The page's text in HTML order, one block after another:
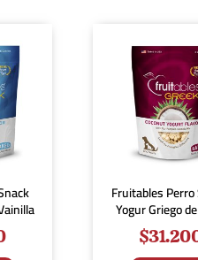
Fruitables
Yogur Griego
$